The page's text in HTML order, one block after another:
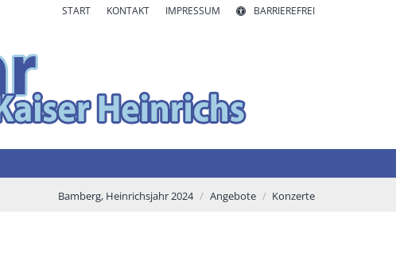
START KONTAKT IMPRESSUM BARRIEREFREI
Bamberg, Heinrichsjahr 2024 Angebote Konzerte